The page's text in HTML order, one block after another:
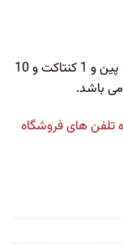
رله امرن مدل G2R-1-SN دارای 110 ولت و 5 پین و 1 کنتاکت و 10
باشد.
های فروشگاه